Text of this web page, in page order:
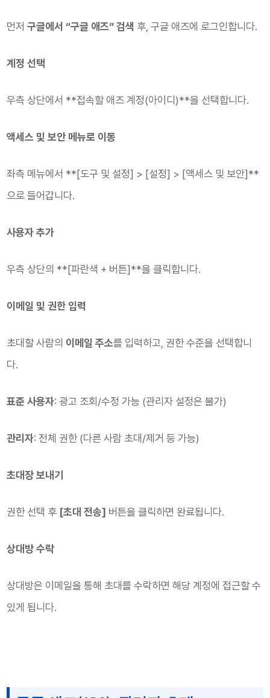
먼저구글에서 “구글 애즈” 검색 후, 구글 애즈에 로그인합니다.
계정 선택
우측 상단에서 **접속할 애즈 계정(아이디)**을 선택합니다.
액세스 및 보안 메뉴로 이동
좌측 메뉴에서 **[도구 및 설정] > [설정] > [액세스 및 보안]**
으로 들어갑니다.
사용자 추가
우측 상단의 **[파란색 + 버튼]**을 클릭합니다.
이메일 및 권한 입력
초대할 사람의 이메일 주소를 입력하고, 권한 수준을 선택합니
다.
표준 사용자: 광고 조회/수정 가능 (관리자 설정은 불가)
관리자: 전체 권한 (다른 사람 초대/제거 등 가능)
초대장 보내기
권한 선택 후 [초대 전송] 버튼을 클릭하면 완료됩니다.
상대방 수락
상대방은 이메일을 통해 초대를 수락하면 해당 계정에 접근할 수
있게 됩니다.